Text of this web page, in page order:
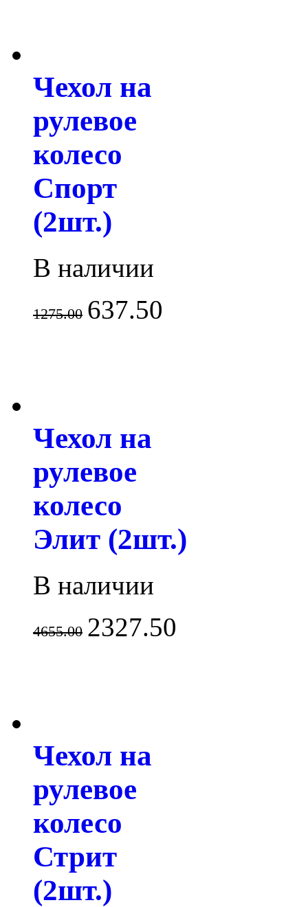
Чехол на
рулевое
колесо
Спорт
(2шт.)
В наличии
1275.00 637.50
Чехол на
рулевое
колесо
Элит (2шт.)
В наличии
4655.00 2327.50
Чехол на
рулевое
колесо
Стрит
(2шт.)